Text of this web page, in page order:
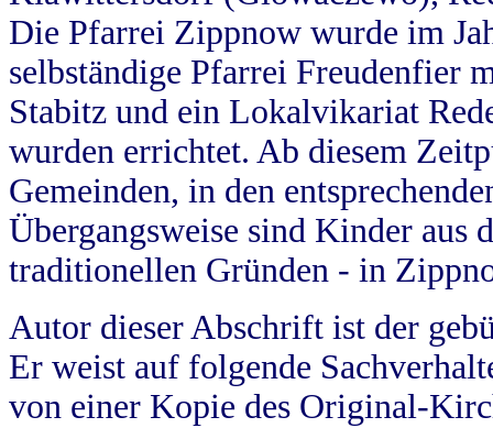
Die Pfarrei Zippnow wurde im
selbständige Pfarrei Freudenfier
Stabitz und ein Lokalvikariat
wurden errichtet. Ab diesem
Gemeinden, in den
Übergangsweise sind Kinder aus
traditionellen Gründen - in
Autor dieser Abschrift ist der
Er weist auf folgende
von einer Kopie des Original-